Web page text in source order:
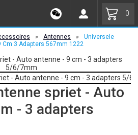
0
» Antennes »
Universele
Cm 3 Adapters 567mm 1222
spriet - Auto
- 3 adapters